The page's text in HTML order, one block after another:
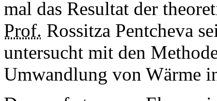
mal das Resultat der
Prof. Rossitza Pentcheva
untersucht mit den
Umwandlung von Wärme